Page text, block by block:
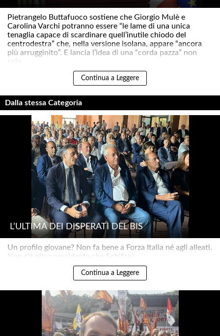
Pietrangelo Buttafuoco sostiene che Giorgio Mulè e
Carolina Varchi potranno essere “le lame di una unica
tenaglia capace di scardinare quell’inutile chiodo del
centrodestra” che, nella versione isolana, appare “ancora
più arrugginito”. E lancia l’idea di una “corda pazza” non
solo ..
Continua a Leggere
Dalla stessa Categoria
L’ULTIMA DEI DISPERATI DEL BIS
Un profilo giovane? Non fa bene a Forza Italia né agli alleati.
Non c'è altro presidente che Schifani..
Continua a Leggere